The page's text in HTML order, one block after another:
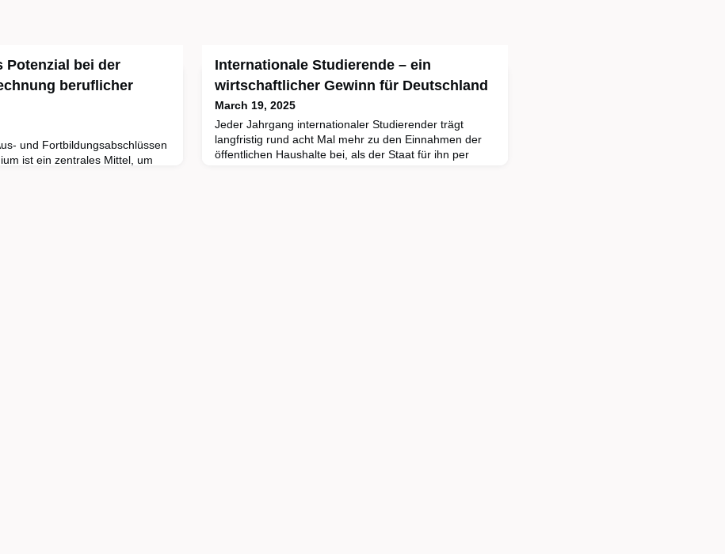
Potenzial bei der
beruflicher
und Fortbildungsabschlüssen
ist ein zentrales Mittel, um
Internationale Studierende – ein
wirtschaftlicher Gewinn für Deutschland
March 19, 2025
Jeder Jahrgang internationaler Studierender trägt
langfristig rund acht Mal mehr zu den Einnahmen der
öffentlichen Haushalte bei, als der Staat für ihn per